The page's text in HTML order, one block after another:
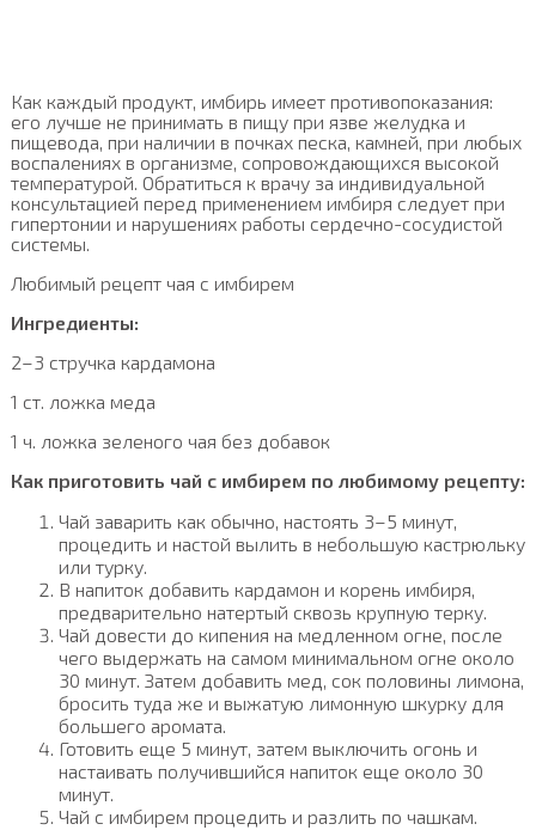
Как каждый продукт, имбирь имеет противопоказания:
его лучше не принимать в пищу при язве желудка и
пищевода, при наличии в почках песка, камней, при любых
воспалениях в организме, сопровождающихся высокой
температурой. Обратиться к врачу за индивидуальной
консультацией перед применением имбиря следует при
гипертонии и нарушениях работы сердечно-сосудистой
системы.
Любимый рецепт чая с имбирем
Ингредиенты:
2–3 стручка кардамона
1 ст. ложка меда
1 ч. ложка зеленого чая без добавок
Как приготовить чай с имбирем по любимому рецепту:
Чай заварить как обычно, настоять 3–5 минут,
процедить и настой вылить в небольшую кастрюльку
или турку.
В напиток добавить кардамон и корень имбиря,
предварительно натертый сквозь крупную терку.
Чай довести до кипения на медленном огне, после
чего выдержать на самом минимальном огне около
30 минут. Затем добавить мед, сок половины лимона,
бросить туда же и выжатую лимонную шкурку для
большего аромата.
Готовить еще 5 минут, затем выключить огонь и
настаивать получившийся напиток еще около 30
минут.
Чай с имбирем процедить и разлить по чашкам.